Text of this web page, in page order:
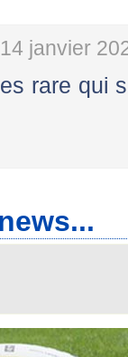
14 janvier
rare qui